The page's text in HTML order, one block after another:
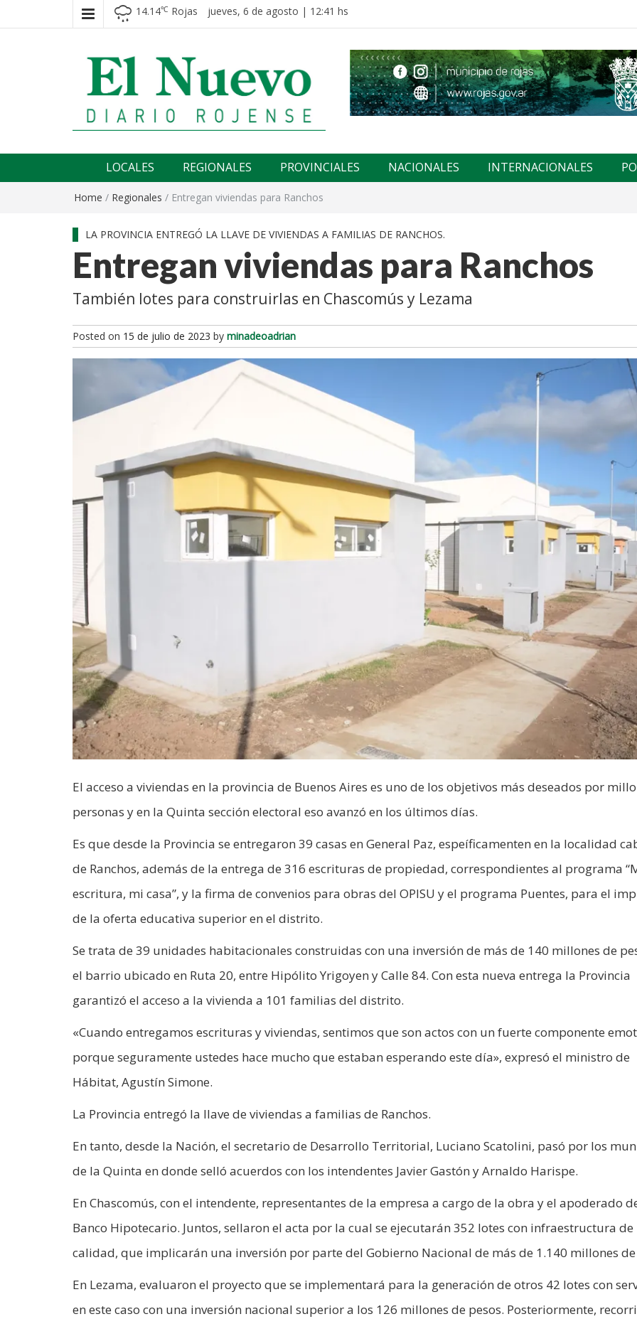
14.14℃ Rojas jueves, 6 de agosto | 12:41 hs
El nuevo rojense
LOCALES REGIONALES PROVINCIALES NACIONALES INTERNACIONALES
Home / Regionales / Entregan viviendas para Ranchos
LA PROVINCIA ENTREGÓ LA LLAVE DE VIVIENDAS A FAMILIAS DE RANCHOS.
Entregan viviendas para Ranchos
También lotes para construirlas en Chascomús y Lezama
Posted on 15 de julio de 2023 by minadeoadrian
El acceso a viviendas en la provincia de Buenos Aires es uno de los objetivos más deseados por
personas y en la Quinta sección electoral eso avanzó en los últimos días.
Es que desde la Provincia se entregaron 39 casas en General Paz, espeíficamenten en la localidad
de Ranchos, además de la entrega de 316 escrituras de propiedad, correspondientes al programa
escritura, mi casa”, y la firma de convenios para obras del OPISU y el programa Puentes, para el
de la oferta educativa superior en el distrito.
Se trata de 39 unidades habitacionales construidas con una inversión de más de 140 millones de
el barrio ubicado en Ruta 20, entre Hipólito Yrigoyen y Calle 84. Con esta nueva entrega la Provincia
garantizó el acceso a la vivienda a 101 familias del distrito.
«Cuando entregamos escrituras y viviendas, sentimos que son actos con un fuerte componente
porque seguramente ustedes hace mucho que estaban esperando este día», expresó el ministro de
Hábitat, Agustín Simone.
La Provincia entregó la llave de viviendas a familias de Ranchos.
En tanto, desde la Nación, el secretario de Desarrollo Territorial, Luciano Scatolini, pasó por los
de la Quinta en donde selló acuerdos con los intendentes Javier Gastón y Arnaldo Harispe.
En Chascomús, con el intendente, representantes de la empresa a cargo de la obra y el apoderado
Banco Hipotecario. Juntos, sellaron el acta por la cual se ejecutarán 352 lotes con infraestructura de
calidad, que implicarán una inversión por parte del Gobierno Nacional de más de 1.140 millones de
En Lezama, evaluaron el proyecto que se implementará para la generación de otros 42 lotes con
en este caso con una inversión nacional superior a los 126 millones de pesos. Posteriormente,